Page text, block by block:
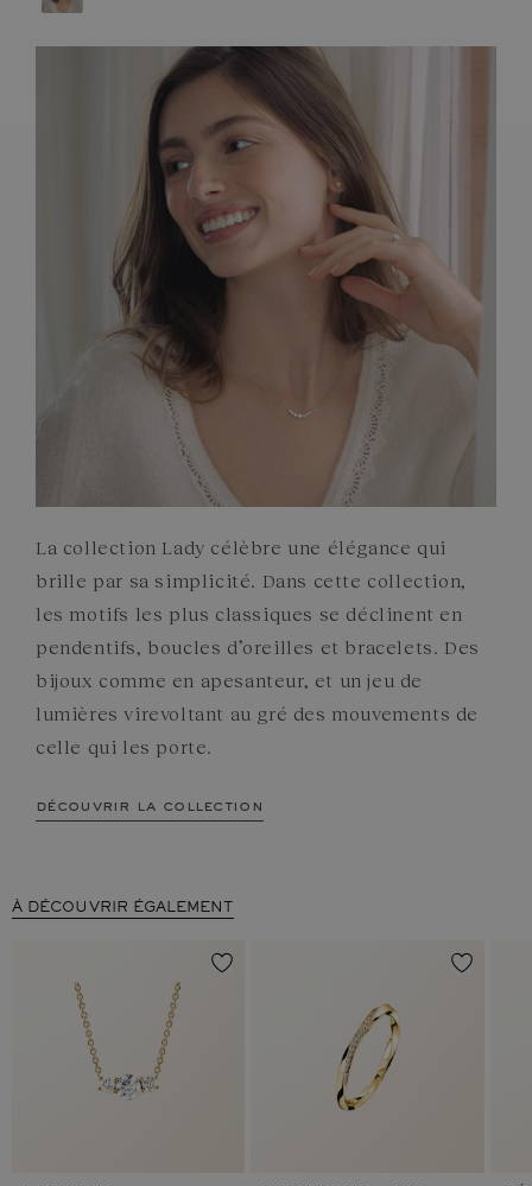
ARTISANAT FRANÇAIS
ENGAGEMENTS
La collection Lady célèbre une élégance qui
brille par sa simplicité. Dans cette collection,
les motifs les plus classiques se déclinent en
pendentifs, boucles d’oreilles et bracelets. Des
bijoux comme en apesanteur, et un jeu de
lumières virevoltant au gré des mouvements de
celle qui les porte.
découvrir la collection
À DÉCOUVRIR ÉGALEMENT